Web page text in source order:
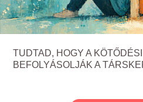
TUDTAD, HOGY A
BEFOLYÁSOLJÁK A